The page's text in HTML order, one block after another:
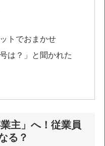
トでおまかせ
は？」と聞かれた
主」へ！従業員
る？